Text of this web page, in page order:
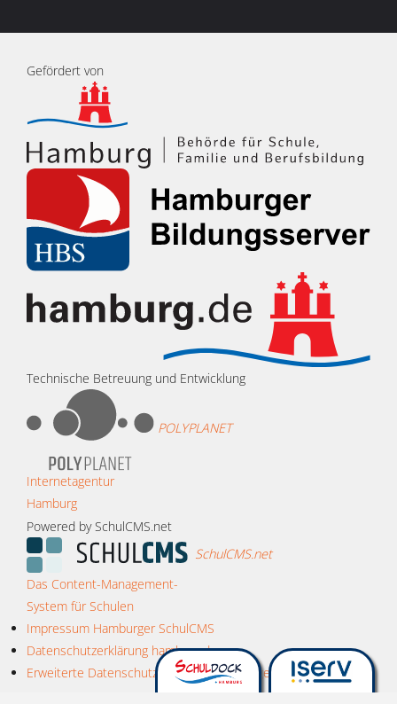
Gefördert von
Technische Betreuung und Entwicklung
POLYPLANET
Internetagentur
Hamburg
Powered by SchulCMS.net
SchulCMS.net
Das Content-Management-
System für Schulen
Impressum Hamburger SchulCMS
Datenschutzerklärung hamburg.de
Erweiterte Datenschutzerklärung Hamburger SchulCMS